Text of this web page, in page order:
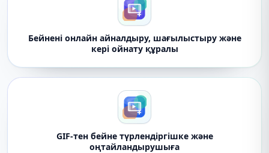
Бейнені онлайн айналдыру, шағылыстыру және
кері ойнату құралы
GIF-тен бейне түрлендіргішке және
оңтайландырушыға